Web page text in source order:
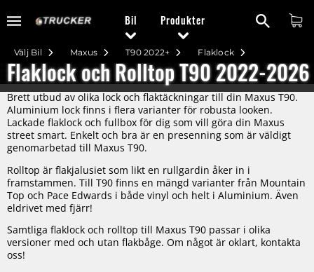
Bil Produkter
Flaklock
T90 2022+
Maxus
Välj Bil
Flaklock och Rolltop T90 2022-2026
Brett utbud av olika lock och flaktäckningar till din Maxus T90.
Aluminium lock finns i flera varianter för robusta looken.
Lackade flaklock och fullbox för dig som vill göra din Maxus
street smart. Enkelt och bra är en presenning som är väldigt
genomarbetad till Maxus T90.
Rolltop är flakjalusiet som likt en rullgardin åker in i
framstammen. Till T90 finns en mängd varianter från Mountain
Top och Pace Edwards i både vinyl och helt i Aluminium. Även
eldrivet med fjärr!
Samtliga flaklock och rolltop till Maxus T90 passar i olika
versioner med och utan flakbåge. Om något är oklart, kontakta
oss!